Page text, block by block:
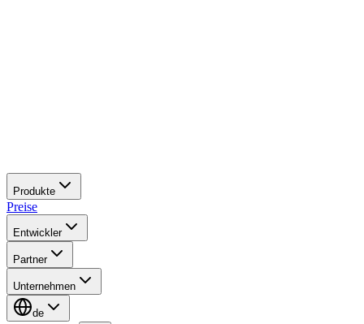
Produkte
Preise
Entwickler
Partner
Unternehmen
de